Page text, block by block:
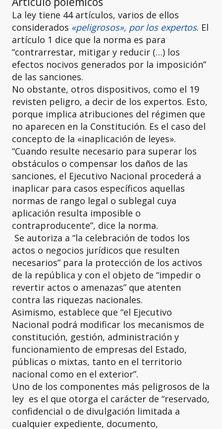
La ley tiene 44 artículos, varios de ellos
considerados «peligrosos», por los expertos. El
artículo 1 dice que la norma es para
“contrarrestar, mitigar y reducir (…) los
efectos nocivos generados por la imposición”
de las sanciones.
No obstante, otros dispositivos, como el 19
revisten peligro, a decir de los expertos. Esto,
porque implica atribuciones del régimen que
no aparecen en la Constitución. Es el caso del
concepto de la «inaplicación de leyes».
“Cuando resulte necesario para superar los
obstáculos o compensar los daños de las
sanciones, el Ejecutivo Nacional procederá a
inaplicar para casos específicos aquellas
normas de rango legal o sublegal cuya
aplicación resulta imposible o
contraproducente”, dice la norma.
Se autoriza a “la celebración de todos los
actos o negocios jurídicos que resulten
necesarios” para la protección de los activos
de la república y con el objeto de “impedir o
revertir actos o amenazas” que atenten
contra las riquezas nacionales.
Asimismo, establece que “el Ejecutivo
Nacional podrá modificar los mecanismos de
constitución, gestión, administración y
funcionamiento de empresas del Estado,
públicas o mixtas, tanto en el territorio
nacional como en el exterior”.
Uno de los componentes más peligrosos de la
ley es el que otorga el carácter de “reservado,
confidencial o de divulgación limitada a
cualquier expediente, documento,